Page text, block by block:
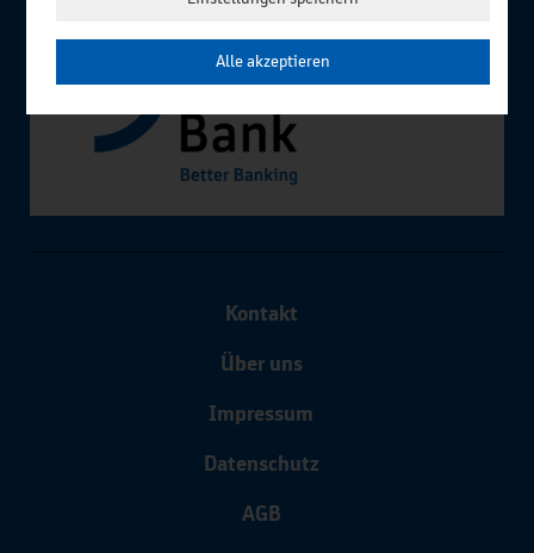
Kontakt
Über uns
Impressum
Datenschutz
AGB
Alle akzeptieren